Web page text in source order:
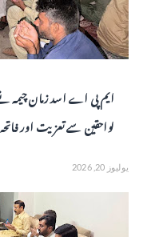
ایم پی اے اسد زمان چیمہ
لواحقین سے تعزیت اور
يوليوز 20, 2026